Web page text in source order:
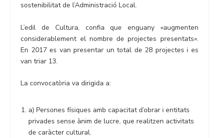
sostenibilitat de l’Administració Local.
L’edil de Cultura, confia que enguany «augmenten
considerablement el nombre de projectes presentats».
En 2017 es van presentar un total de 28 projectes i es
van triar 13.
La convocatòria va dirigida a:
a) Persones físiques amb capacitat d’obrar i entitats
privades sense ànim de lucre, que realitzen activitats
de caràcter cultural.